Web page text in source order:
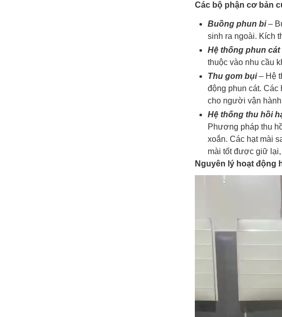
Các bộ phận cơ bản
Buồng phun bi–
sinh ra ngoài. Kích
Hệ thống phun cát
thuộc vào nhu cầu
Thu gom bụi– Hệ
động phun cát. Các
cho người vận
Hệ thống thu hồi
Phương pháp thu
xoắn. Các hạt mài
mài tốt được giữ
Nguyên lý hoạt động